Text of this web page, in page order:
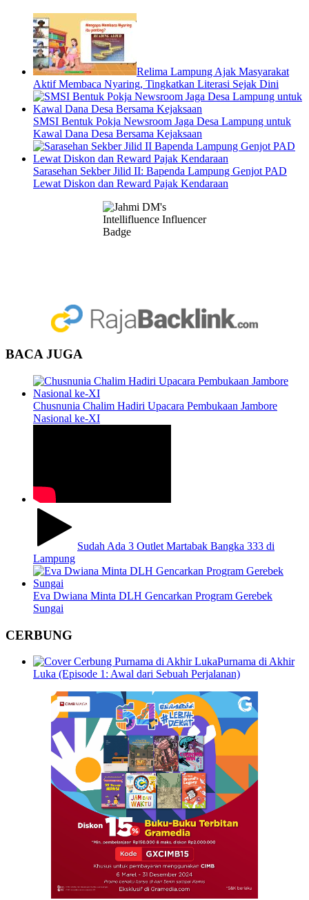
Relima Lampung Ajak Masyarakat
Aktif Membaca Nyaring, Tingkatkan Literasi Sejak Dini
SMSI Bentuk Pokja Newsroom Jaga Desa Lampung untuk
Kawal Dana Desa Bersama Kejaksaan
Sarasehan Sekber Jilid II: Bapenda Lampung Genjot PAD
Lewat Diskon dan Reward Pajak Kendaraan
BACA JUGA
Chusnunia Chalim Hadiri Upacara Pembukaan Jambore
Nasional ke-XI
Sudah Ada 3 Outlet Martabak Bangka 333 di
Lampung
Eva Dwiana Minta DLH Gencarkan Program Gerebek
Sungai
CERBUNG
Purnama di Akhir
Luka (Episode 1: Awal dari Sebuah Perjalanan)